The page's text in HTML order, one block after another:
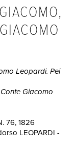
Leopardi. Pei
Giacomo
76, 1826
LEOPARDI -